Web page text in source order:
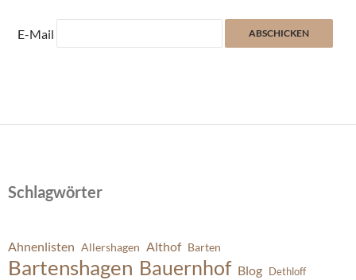
E-Mail
Schlagwörter
Ahnenlisten Allershagen Althof Barten
Bartenshagen Bauernhof Blog Dethloff